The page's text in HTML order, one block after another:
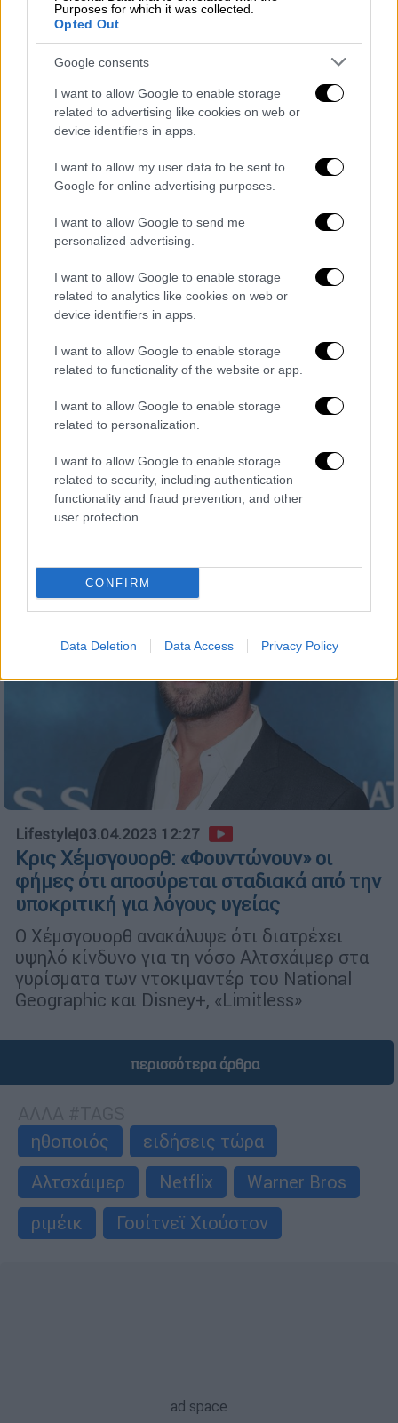
Purposes for which it was collected.
Opted Out
Google consents
I want to allow Google to enable storage
related to advertising like cookies on web or
device identifiers in apps.
I want to allow my user data to be sent to
Google for online advertising purposes.
I want to allow Google to send me
personalized advertising.
I want to allow Google to enable storage
related to analytics like cookies on web or
device identifiers in apps.
I want to allow Google to enable storage
related to functionality of the website or app.
I want to allow Google to enable storage
related to personalization.
I want to allow Google to enable storage
related to security, including authentication
functionality and fraud prevention, and other
user protection.
CONFIRM
Data Deletion Data Access Privacy Policy
του Αλτσχάιμερ
Σινεμά 07.06.2023 14:30
Ο Κρις Χέμσγουορθ παραδέχεται ότι το
Το «Thor: Love and Thunder» της Marvel
έσοδα από τα εισιτήρια που έφτασαν τα 760
εκατομμύρια δολάρια παγκοσμίως, αλλά
πολλοί θαυμαστές της Marvel το απέρριψαν
Lifestyle|03.04.2023 12:27
Κρις Χέμσγουορθ: «Φουντώνουν» οι
φήμες ότι αποσύρεται σταδιακά από την
υποκριτική για λόγους υγείας
Ο Χέμσγουορθ ανακάλυψε ότι διατρέχει
υψηλό κίνδυνο για τη νόσο Αλτσχάιμερ στα
γυρίσματα των ντοκιμαντέρ του National
Geographic και Disney+, «Limitless»
περισσότερα άρθρα
ηθοποιός
ειδήσεις τώρα
Αλτσχάιμερ
Netflix
Warner Bros
ριμέικ
Γουίτνεϊ Χιούστον